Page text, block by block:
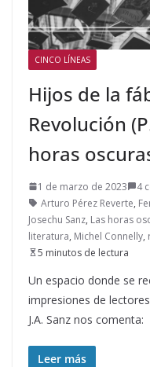
CINCO LÍNEAS
Hijos de la
Revolución
horas
1 de marzo de 2023
4
Arturo Pérez Reverte,
Josechu Sanz, Las horas
literatura, Michel Connelly,
5 minutos de lectura
Un espacio donde se
impresiones de
J.A. Sanz nos comenta:
Leer más